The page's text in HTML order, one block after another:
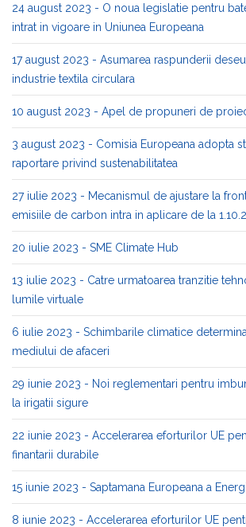
24 august 2023 - O noua legislatie pentru
intrat in vigoare in Uniunea Europeana
17 august 2023 - Asumarea raspunderii
industrie textila circulara
10 august 2023 - Apel de propuneri de
3 august 2023 - Comisia Europeana adopta
raportare privind sustenabilitatea
27 iulie 2023 - Mecanismul de ajustare la
emisiile de carbon intra in aplicare de la
20 iulie 2023 - SME Climate Hub
13 iulie 2023 - Catre urmatoarea tranzitie
lumile virtuale
6 iulie 2023 - Schimbarile climatice
mediului de afaceri
29 iunie 2023 - Noi reglementari pentru
la irigatii sigure
22 iunie 2023 - Accelerarea eforturilor UE
finantarii durabile
15 iunie 2023 - Saptamana Europeana a
8 iunie 2023 - Accelerarea eforturilor UE